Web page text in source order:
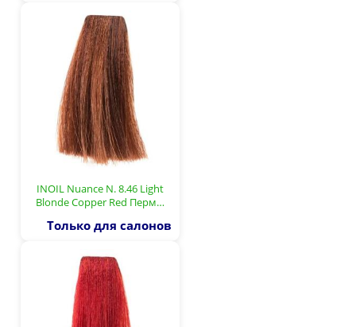
INOIL Nuance N. 8.46 Light
Blonde Copper Red Перм…
Только для салонов